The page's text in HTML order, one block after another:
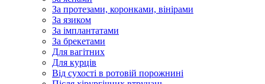
За протезами, коронками, вінірами
За язиком
За імплантатами
За брекетами
Для вагітних
Для курців
Від сухості в ротовій порожнині